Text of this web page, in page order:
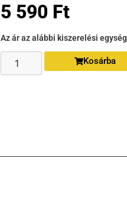
5 590 Ft
Az ár az alábbi kiszerelési
Kosárba